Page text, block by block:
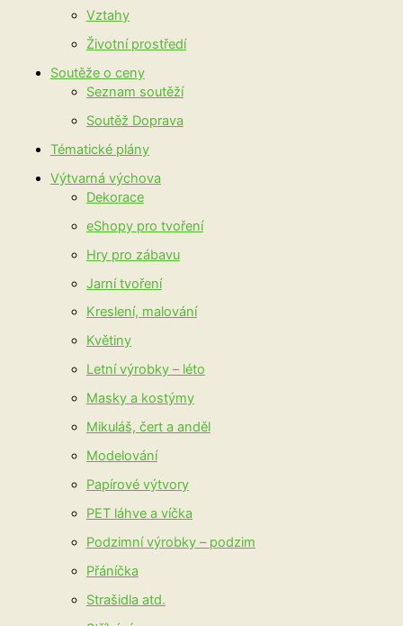
Vztahy
Životní prostředí
Soutěže o ceny
Seznam soutěží
Soutěž Doprava
Tématické plány
Výtvarná výchova
Dekorace
eShopy pro tvoření
Hry pro zábavu
Jarní tvoření
Kreslení, malování
Květiny
Letní výrobky – léto
Masky a kostýmy
Mikuláš, čert a anděl
Modelování
Papírové výtvory
PET láhve a víčka
Podzimní výrobky – podzim
Přáníčka
Strašidla atd.